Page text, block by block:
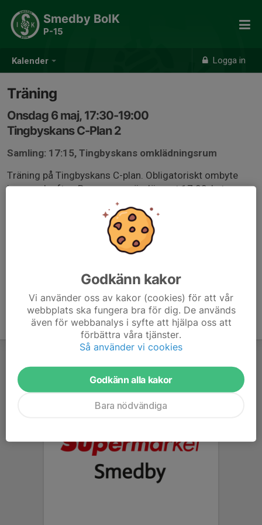
Kalender Logga in
Smedby BoIK
P-15
Träning
Onsdag 6 maj, 17:30-19:00
Tingbyskans C-Plan 2
Samling: 17:15, Tingbyskans omklädningsrum
Träning på Tingbyskans C-plan. Obligatoriskt ombyte
innan och efter. Bra om man är där runt 17.00, byter om,
ut på planen och lattja lite innan. Träningen börjar 17.30,
då är man där 17.25 som senast.
Godkänn kakor
Vi använder oss av kakor (cookies) för att vår
webbplats ska fungera bra för dig. De används
även för webbanalys i syfte att hjälpa oss att
förbättra våra tjänster.
Så använder vi cookies
Godkänn alla kakor
Bara nödvändiga